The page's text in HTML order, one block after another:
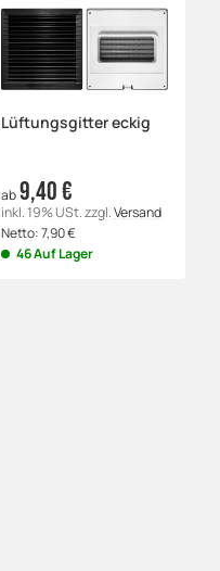
Lüftungsgitter eckig
ab9,40 €
inkl. 19% USt.zzgl.Versand
Netto:7,90€
46 Auf Lager